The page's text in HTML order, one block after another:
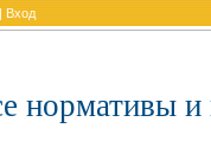
| Вход
нормативы